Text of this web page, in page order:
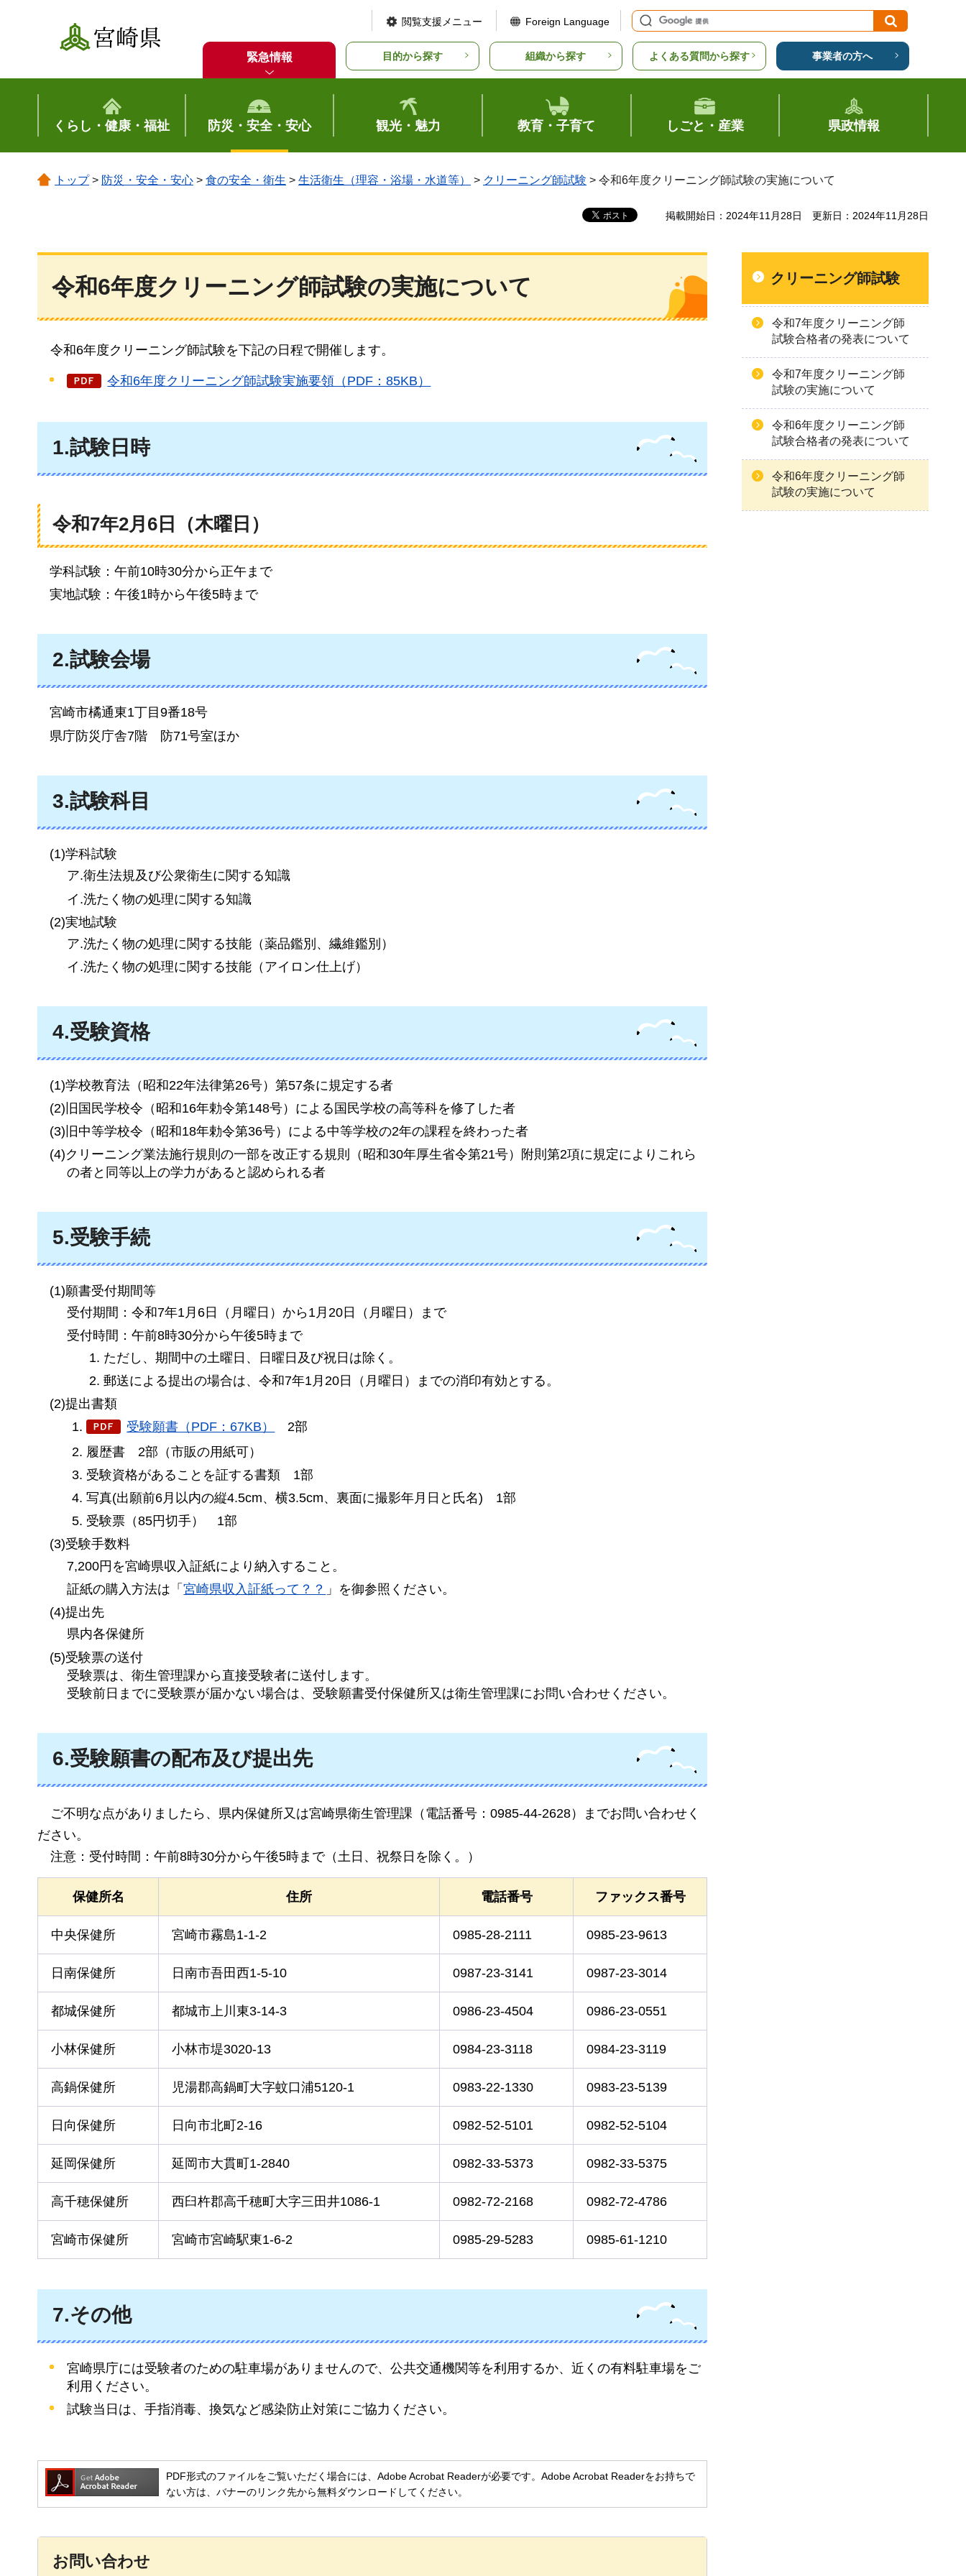
宮崎県
閲覧支援メニュー Foreign Language
緊急情報 目的から探す 組織から探す よくある質問から探す 事業者の方へ
くらし・健康・福祉 防災・安全・安心 観光・魅力 教育・子育て しごと・産業 県政情報
トップ> 防災・安全・安心 > 食の安全・衛生 > 生活衛生（理容・浴場・水道等） > クリーニング師試験 > 令和6年度クリーニング師試験の実施について
掲載開始日：2024年11月28日 更新日：2024年11月28日
令和6年度クリーニング師試験の実施について
令和6年度クリーニング師試験を下記の日程で開催します。
令和6年度クリーニング師試験実施要領（PDF：85KB）
1.試験日時
令和7年2月6日（木曜日）
学科試験：午前10時30分から正午まで
実地試験：午後1時から午後5時まで
2.試験会場
宮崎市橘通東1丁目9番18号
県庁防災庁舎7階
防71号室ほか
3.試験科目
(1)学科試験
ア.衛生法規及び公衆衛生に関する知識
イ.洗たく物の処理に関する知識
(2)実地試験
ア.洗たく物の処理に関する技能（薬品鑑別、繊維鑑別）
イ.洗たく物の処理に関する技能（アイロン仕上げ）
4.受験資格
(1)学校教育法（昭和22年法律第26号）第57条に規定する者
(2)旧国民学校令（昭和16年勅令第148号）による国民学校の高等科を修了した者
(3)旧中等学校令（昭和18年勅令第36号）による中等学校の2年の課程を終わった者
(4)クリーニング業法施行規則の一部を改正する規則（昭和30年厚生省令第21号）附則第2項に規定によりこれら
の者と同等以上の学力があると認められる者
5.受験手続
(1)願書受付期間等
受付期間：令和7年1月6日（月曜日）から1月20日（月曜日）まで
受付時間：午前8時30分から午後5時まで
ただし、期間中の土曜日、日曜日及び祝日は除く。
郵送による提出の場合は、令和7年1月20日（月曜日）までの消印有効とする。
(2)提出書類
受験願書（PDF：67KB）
2部
履歴書
2部（市販の用紙可）
受験資格があることを証する書類
1部
写真(出願前6月以内の縦4.5cm、横3.5cm、裏面に撮影年月日と氏名)
1部
受験票（85円切手）
1部
(3)受験手数料
7,200円を宮崎県収入証紙により納入すること。
証紙の購入方法は「宮崎県収入証紙って？？ 」を御参照ください。
(4)提出先
県内各保健所
(5)受験票の送付
受験票は、衛生管理課から直接受験者に送付します。
受験前日までに受験票が届かない場合は、受験願書受付保健所又は衛生管理課にお問い合わせください。
6.受験願書の配布及び提出先
ご不明な点がありましたら、県内保健所又は宮崎県衛生管理課（電話番号：0985-44-2628）までお問い合わせく
ださい。
注意 ：受付時間：午前8時30分から午後5時まで（土日、祝祭日を除く。）
保健所名 住所 電話番号 ファックス番号
中央保健所 宮崎市霧島1-1-2 0985-28-2111 0985-23-9613
日南保健所 日南市吾田西1-5-10 0987-23-3141 0987-23-3014
都城保健所 都城市上川東3-14-3 0986-23-4504 0986-23-0551
小林保健所 小林市堤3020-13 0984-23-3118 0984-23-3119
高鍋保健所 児湯郡高鍋町大字蚊口浦5120-1 0983-22-1330 0983-23-5139
日向保健所 日向市北町2-16 0982-52-5101 0982-52-5104
延岡保健所 延岡市大貫町1-2840 0982-33-5373 0982-33-5375
高千穂保健所 西臼杵郡高千穂町大字三田井1086-1 0982-72-2168 0982-72-4786
宮崎市保健所 宮崎市宮崎駅東1-6-2 0985-29-5283 0985-61-1210
7.その他
宮崎県庁には受験者のための駐車場がありませんので、公共交通機関等を利用するか、近くの有料駐車場をご
利用ください。
試験当日は、手指消毒、換気など感染防止対策にご協力ください。
PDF形式のファイルをご覧いただく場合には、Adobe Acrobat Readerが必要です。Adobe Acrobat Readerをお持ちで
ない方は、バナーのリンク先から無料ダウンロードしてください。
お問い合わせ
クリーニング師試験
令和7年度クリーニング師
試験合格者の発表について
令和7年度クリーニング師
試験の実施について
令和6年度クリーニング師
試験合格者の発表について
令和6年度クリーニング師
試験の実施について